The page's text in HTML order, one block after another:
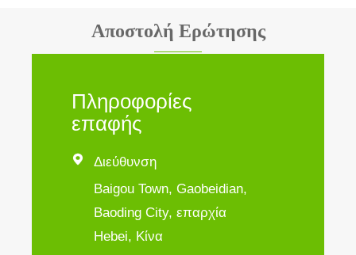
Αποστολή Ερώτησης
Πληροφορίες
επαφής

Διεύθυνση
Baigou Town, Gaobeidian,
Baoding City, επαρχία
Hebei, Κίνα